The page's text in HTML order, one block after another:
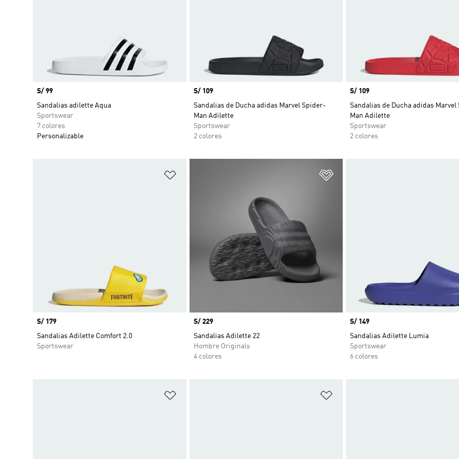
Precio
S/ 99
Sandalias adilette Aqua
Sportswear
7 colores
Personalizable
Precio
S/ 109
Sandalias de Ducha adidas Marvel Spider-
Man Adilette
Sportswear
2 colores
Precio
S/ 109
Sandalias de Ducha adidas Marvel
Man Adilette
Sportswear
2 colores
Precio
S/ 179
Sandalias Adilette Comfort 2.0
Sportswear
Precio
S/ 229
Sandalias Adilette 22
Hombre Originals
4 colores
Precio
S/ 149
Sandalias Adilette Lumia
Sportswear
6 colores